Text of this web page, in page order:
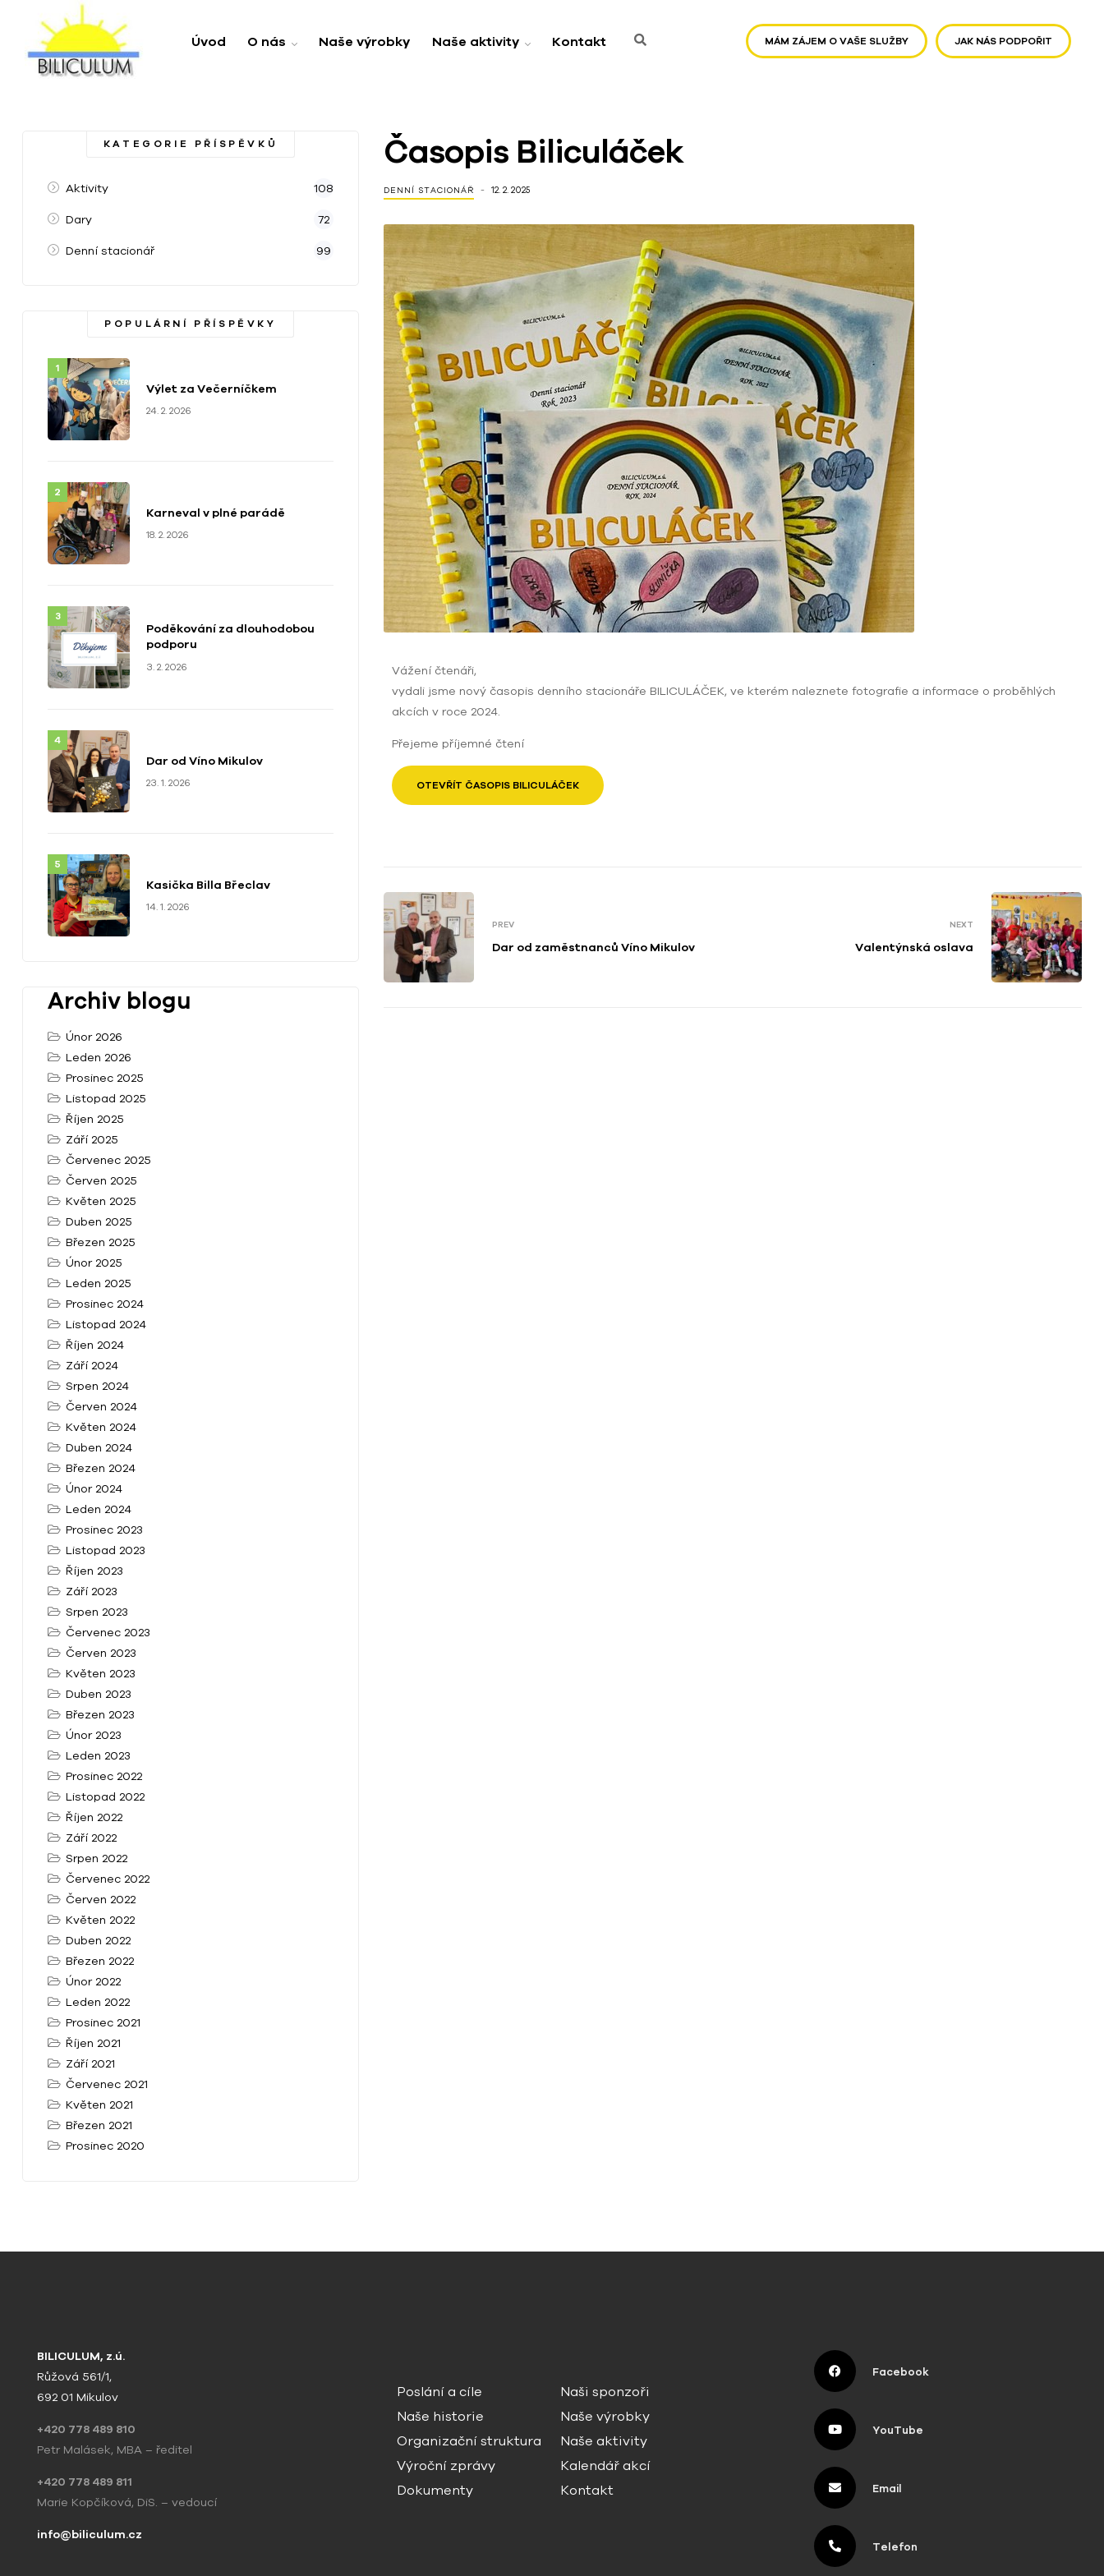
Úvod O nás Naše výrobky Naše aktivity Kontakt MÁM ZÁJEM O VAŠE SLUŽBY JAK NÁS PODPOŘIT
Časopis Biliculáček
DENNÍ STACIONÁŘ 12. 2. 2025
Vážení čtenáři,
vydali jsme nový časopis denního stacionáře BILICULÁČEK, ve kterém naleznete fotografie a informace o proběhlých
akcích v roce 2024.
Přejeme příjemné čtení
OTEVŘÍT ČASOPIS BILICULÁČEK
PREV
Dar od zaměstnanců Víno Mikulov
NEXT
Valentýnská oslava
KATEGORIE PŘÍSPĚVKŮ
Aktivity 108
Dary 72
Denní stacionář 99
POPULÁRNÍ PŘÍSPĚVKY
Výlet za Večerníčkem
24. 2. 2026
Karneval v plné parádě
18. 2. 2026
Poděkování za dlouhodobou
podporu
3. 2. 2026
Dar od Víno Mikulov
23. 1. 2026
Kasička Billa Břeclav
14. 1. 2026
Archiv blogu
Únor 2026
Leden 2026
Prosinec 2025
Listopad 2025
Říjen 2025
Září 2025
Červenec 2025
Červen 2025
Květen 2025
Duben 2025
Březen 2025
Únor 2025
Leden 2025
Prosinec 2024
Listopad 2024
Říjen 2024
Září 2024
Srpen 2024
Červen 2024
Květen 2024
Duben 2024
Březen 2024
Únor 2024
Leden 2024
Prosinec 2023
Listopad 2023
Říjen 2023
Září 2023
Srpen 2023
Červenec 2023
Červen 2023
Květen 2023
Duben 2023
Březen 2023
Únor 2023
Leden 2023
Prosinec 2022
Listopad 2022
Říjen 2022
Září 2022
Srpen 2022
Červenec 2022
Červen 2022
Květen 2022
Duben 2022
Březen 2022
Únor 2022
Leden 2022
Prosinec 2021
Říjen 2021
Září 2021
Červenec 2021
Květen 2021
Březen 2021
Prosinec 2020
BILICULUM, z.ú.
Růžová 561/1,
692 01 Mikulov
+420 778 489 810
Petr Malásek, MBA – ředitel
+420 778 489 811
Marie Kopčíková, DiS. – vedoucí
info@biliculum.cz
Poslání a cíle
Naše historie
Organizační struktura
Výroční zprávy
Dokumenty
Naši sponzoři
Naše výrobky
Naše aktivity
Kalendář akcí
Kontakt
Facebook
YouTube
Email
Telefon